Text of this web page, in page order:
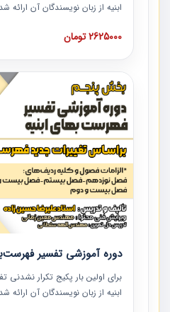
ابنیه از زبان نویسندگان آن
ردیف ها و مطالب فهرست بها
دوره به صورت کامل تصویری بوده
دوره با کلام مهندس
مشاور در امر بازنگری فهرست بها
همکارانی که در حوزه صنعت
توصیه می کنیم از مطالب این دوره
2625000 تومان
دوره آموزشی تفسیر
برای اولین بار پکیج تکرار
ابنیه از زبان نویسندگان آن
ردیف ها و مطالب فهرست بها